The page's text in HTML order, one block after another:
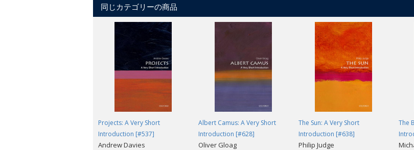
同じカテゴリーの商品
Projects: A Very Short
Introduction [#537]
Andrew Davies
Albert Camus: A Very Short
Introduction [#628]
Oliver Gloag
The Sun: A Very Short
Introduction [#638]
Philip Judge
The